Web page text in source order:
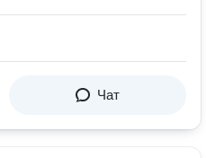
Чат